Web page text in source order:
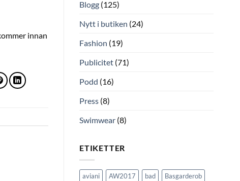
innan
Blogg (125)
Nytt i butiken (24)
Fashion (19)
Publicitet (71)
Podd (16)
Press (8)
Swimwear (8)
ETIKETTER
aviani AW2017 bad
Basgarderob